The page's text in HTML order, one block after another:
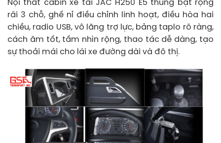
Nội thất cabin xe tải JAC H250 E5 thùng bạt rộng
rãi 3 chỗ, ghế nỉ điều chỉnh linh hoạt, điều hòa hai
chiều, radio USB, vô lăng trợ lực, bảng taplo rõ ràng,
cách âm tốt, tầm nhìn rộng, thao tác dễ dàng, tạo
sự thoải mái cho lái xe đường dài và đô thị.